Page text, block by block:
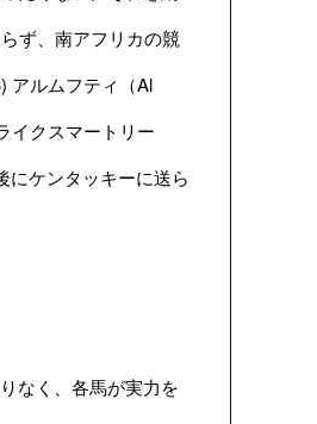
ず、南アフリカの競
アルムフティ（Al
イクスマートリー
にケンタッキーに送ら
なく、各馬が実力を